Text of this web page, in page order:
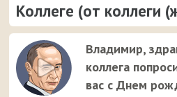
Коллеге (от коллеги
Владимир,
коллега
вас с Днем